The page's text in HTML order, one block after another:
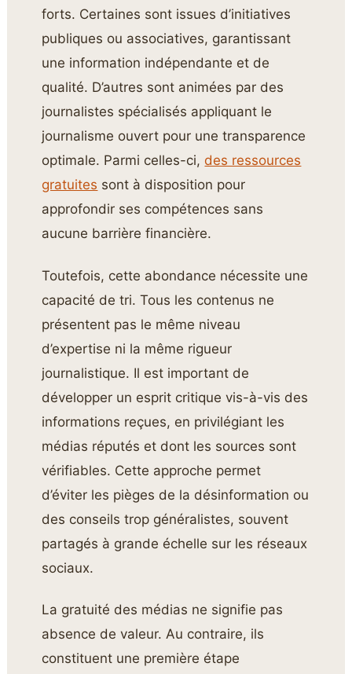
forts. Certaines sont issues d’initiatives
publiques ou associatives, garantissant
une information indépendante et de
qualité. D’autres sont animées par des
journalistes spécialisés appliquant le
journalisme ouvert pour une transparence
optimale. Parmi celles-ci, des ressources
gratuites sont à disposition pour
approfondir ses compétences sans
aucune barrière financière.
Toutefois, cette abondance nécessite une
capacité de tri. Tous les contenus ne
présentent pas le même niveau
d’expertise ni la même rigueur
journalistique. Il est important de
développer un esprit critique vis-à-vis des
informations reçues, en privilégiant les
médias réputés et dont les sources sont
vérifiables. Cette approche permet
d’éviter les pièges de la désinformation ou
des conseils trop généralistes, souvent
partagés à grande échelle sur les réseaux
sociaux.
La gratuité des médias ne signifie pas
absence de valeur. Au contraire, ils
constituent une première étape